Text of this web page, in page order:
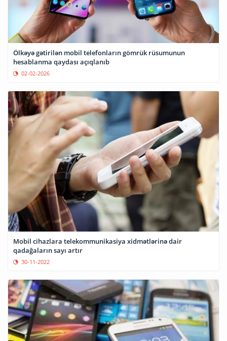
Ölkəyə gətirilən mobil telefonların gömrük rüsumunun
hesablanma qaydası açıqlanıb
02-02-2026
Mobil cihazlara telekommunikasiya xidmətlərinə dair
qadağaların sayı artır
30-11-2022